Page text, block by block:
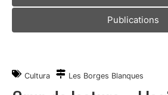
Publications
Cultura Les Borges Blanques